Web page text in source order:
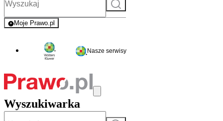
Moje Prawo.pl
- rejestracja i logowanie do serwisu
Nasze serwisy
Wyszukiwarka